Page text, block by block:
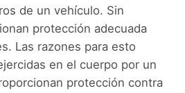
de un vehículo. Sin
protección adecuada
Las razones para esto
en el cuerpo por un
protección contra